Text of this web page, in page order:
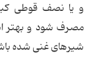
و یا نصف قوطی
مصرف شود و بهتر
شیرهای غنی شده